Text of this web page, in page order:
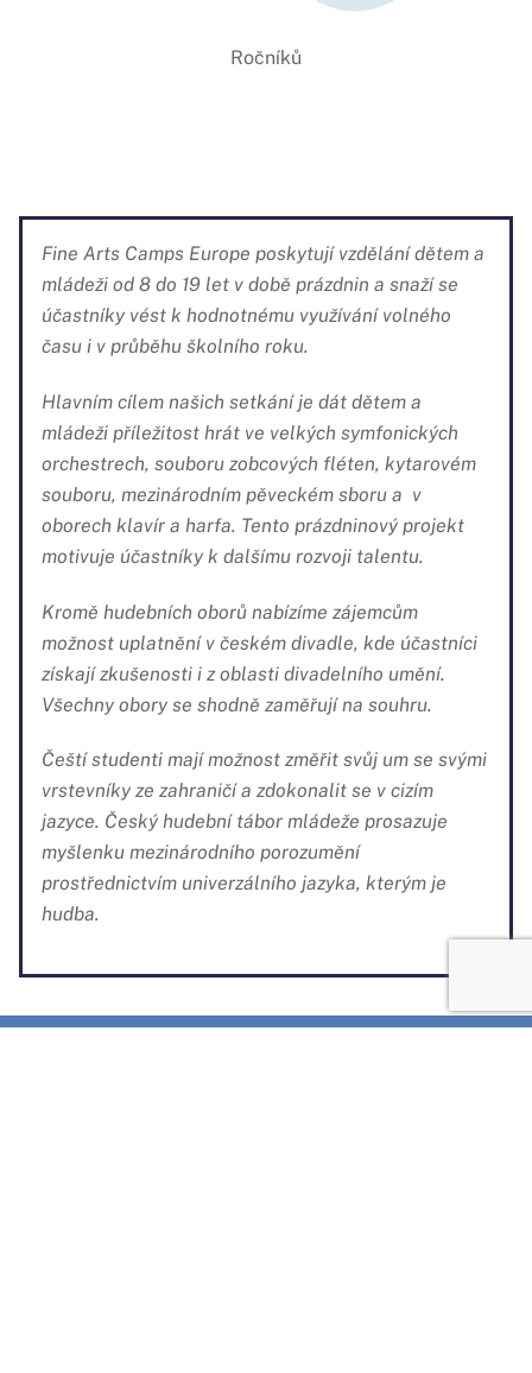
Ročníků
Fine Arts Camps Europe poskytují vzdělání dětem a
mládeži od 8 do 19 let v době prázdnin a snaží se
účastníky vést k hodnotnému využívání volného
času i v průběhu školního roku.
Hlavním cílem našich setkání je dát dětem a
mládeži příležitost hrát ve velkých symfonických
orchestrech, souboru zobcových fléten, kytarovém
souboru, mezinárodním pěveckém sboru a v
oborech klavír a harfa. Tento prázdninový projekt
motivuje účastníky k dalšímu rozvoji talentu.
Kromě hudebních oborů nabízíme zájemcům
možnost uplatnění v českém divadle, kde účastníci
získají zkušenosti i z oblasti divadelního umění.
Všechny obory se shodně zaměřují na souhru.
Čeští studenti mají možnost změřit svůj um se svými
vrstevníky ze zahraničí a zdokonalit se v cizím
jazyce. Český hudební tábor mládeže prosazuje
myšlenku mezinárodního porozumění
prostřednictvím univerzálního jazyka, kterým je
hudba.